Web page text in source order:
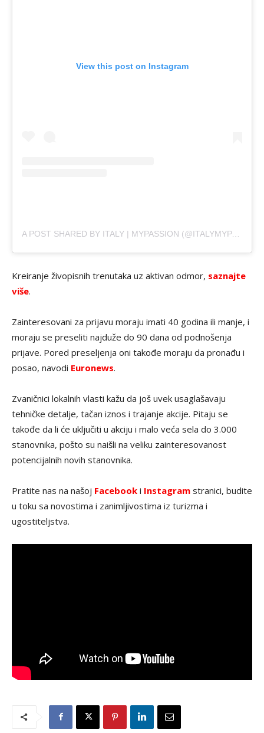
View this post on Instagram
A POST SHARED BY ITALY | MYPASSION (@ITALYMYPASSION)
Kreiranje živopisnih trenutaka uz aktivan odmor, saznajte
više.
Zainteresovani za prijavu moraju imati 40 godina ili manje, i
moraju se preseliti najduže do 90 dana od podnošenja
prijave. Pored preseljenja oni takođe moraju da pronađu i
posao, navodi Euronews.
Zvaničnici lokalnih vlasti kažu da još uvek usaglašavaju
tehničke detalje, tačan iznos i trajanje akcije. Pitaju se
takođe da li će uključiti u akciju i malo veća sela do 3.000
stanovnika, pošto su naišli na veliku zainteresovanost
potencijalnih novih stanovnika.
Pratite nas na našoj Facebook i Instagram stranici, budite
u toku sa novostima i zanimljivostima iz turizma i
ugostiteljstva.